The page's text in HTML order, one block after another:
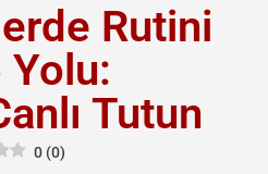
Rutini
Yolu:
Tutun
0 (0)